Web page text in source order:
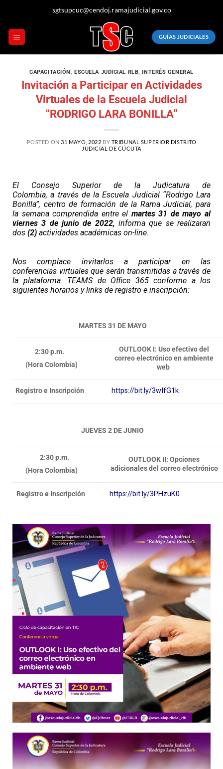
sgtsupcuc@cendoj.ramajudicial.gov.co
GUÍAS JUDICIALES
CAPACITACIÓN,ESCUELA JUDICIAL RLB,INTERÉS GENERAL
Invitación a Participar en Actividades
Virtuales de la Escuela Judicial
“RODRIGO LARA BONILLA”
POSTED ON31 MAYO, 2022 BY TRIBUNAL SUPERIOR DISTRITO
JUDICIAL DE CÚCUTA
El Consejo Superior de la Judicatura de
Colombia, a través de la Escuela Judicial “Rodrigo Lara
Bonilla”, centro de formación de la Rama Judicial, para
la semana comprendida entre el martes 31 de mayo al
viernes 3 de junio de 2022,informa que se realizaran
dos (2) actividades académicas on-line.
Nos complace invitarlos a participar en las
conferencias virtuales que serán transmitidas a través de
la plataforma: TEAMS de Office 365 conforme a los
siguientes horarios y links de registro e inscripción:
MARTES 31 DE MAYO
2:30 p.m.
(Hora Colombia)
OUTLOOK I: Uso efectivo del
correo electrónico en ambiente
web
Registro e Inscripción https://bit.ly/3wIfG1k
JUEVES 2 DE JUNIO
2:30 p.m.
(Hora Colombia)
OUTLOOK II: Opciones
adicionales del correo electrónico
Registro e Inscripción https://bit.ly/3PHzuK0